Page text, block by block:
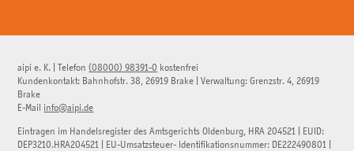
aipi e. K. |Telefon(08000) 98391-0 kostenfrei
Kundenkontakt: Bahnhofstr. 38,26919 Brake | Verwaltung:Grenzstr. 4,26919
Brake
E-Mail info@aipi.de
Eintragen im Handelsregister des Amtsgerichts Oldenburg, HRA 204521 | EUID:
DEP3210.HRA204521 | EU-Umsatzsteuer- Identifikationsnummer: DE222490801 |